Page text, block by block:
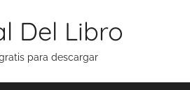
Del Libro
gratis para descargar